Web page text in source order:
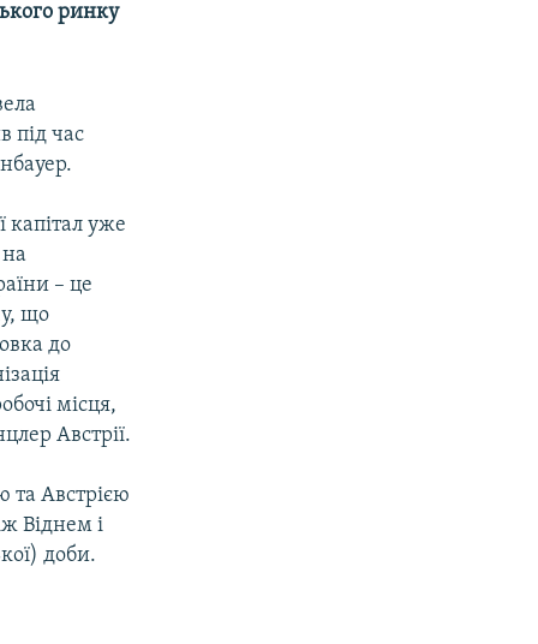
ринку
під час
капітал уже
– це
що
до
місця,
Австрії.
та Австрією
Віднем і
доби.